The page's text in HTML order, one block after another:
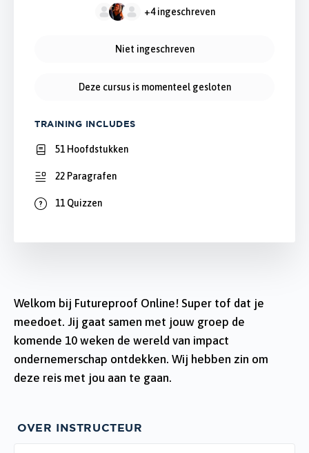
Welkom bij Futureproof Online! Super tof dat je
meedoet. Jij gaat samen met jouw groep de
komende 10 weken de wereld van impact
ondernemerschap ontdekken. Wij hebben zin om
deze reis met jou aan te gaan.
OVER INSTRUCTEUR
+4ingeschreven
Niet ingeschreven
Deze cursus is momenteel gesloten
TRAINING INCLUDES
51 Hoofdstukken
22 Paragrafen
11 Quizzen